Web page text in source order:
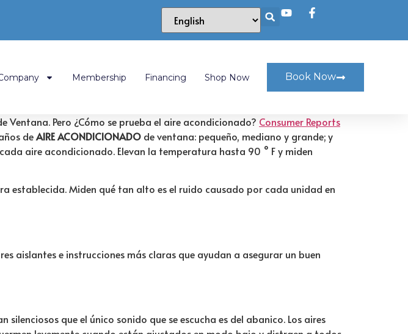
Membership Financing Shop Now Book Now
Ventana. Pero ¿Cómo se prueba el aire acondicionado? Consumer Reports
deAIRE ACONDICIONADO de ventana: pequeño, mediano y grande; y
aire acondicionado. Elevan la temperatura hasta 90 ° F y miden
establecida. Miden qué tan alto es el ruido causado por cada unidad en
aislantes e instrucciones más claras que ayudan a asegurar un buen
que el único sonido que se escucha es del abanico. Los aires